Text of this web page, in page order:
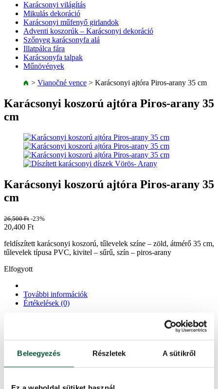
Beleegyezés Részletek A sütikről
Karácsonyi világítás
Mikulás dekoráció
Karácsonyi műfenyő girlandok
Adventi koszorúk – Karácsonyi dekoráció
Szőnyeg karácsonyfa alá
Illatpálca fára
Karácsonyfa talpak
Műnövények
> Vianočné vence > Karácsonyi ajtóra Piros-arany 35 cm
Karácsonyi koszorú ajtóra Piros-arany 35
cm
Karácsonyi koszorú ajtóra Piros-arany 35
cm
26,500Ft -23%
20,400 Ft
feldíszített karácsonyi koszorú, tűlevelek színe – zöld, átmérő 35 cm,
tűlevelek típusa PVC, kivitel – sűrű, szín – piros-arany
Elfogyott
További információk
Értékelések (0)
A stílusos dekorációs karácsonyi koszorú ajtóra hagyományos
színekben tökéletessé teszi a karácsonyi dekorációját. Ez a
dísztárgyak egészítenek ki. A koszorút egy hatalmas piros-arany